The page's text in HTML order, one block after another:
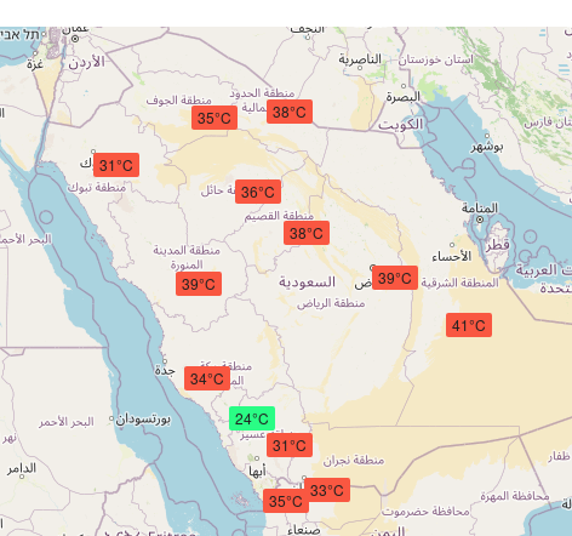
31°C
38°C
33°C
36°C
41°C
31°C
35°C
34°C
39°C
39°C
38°C
24°C
35°C